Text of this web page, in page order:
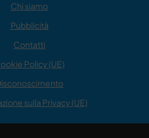
Chi siamo
Pubblicità
Contatti
Policy (UE)
sulla Privacy (UE)